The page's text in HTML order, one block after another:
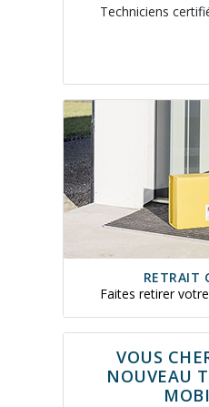
Techniciens
RETRAIT
Faites retirer
VOUS
NOUVEAU